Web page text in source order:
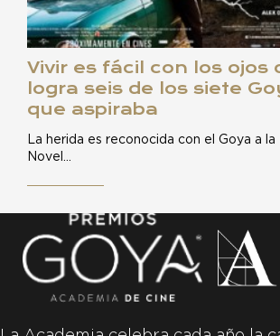
Vivir es fácil con los ojos
logra seis de los siete
que aspiraba
La herida es reconocida con el Goya a
Novel…